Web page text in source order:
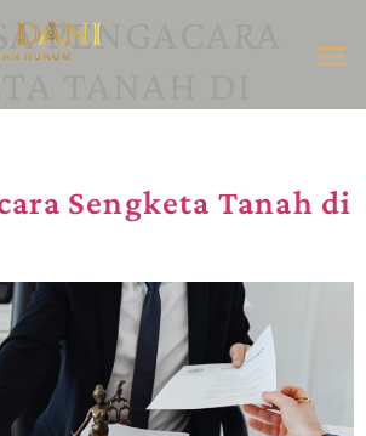
PENGACARA
Sengketa Tanah di